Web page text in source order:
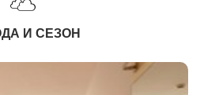
И СЕЗОН